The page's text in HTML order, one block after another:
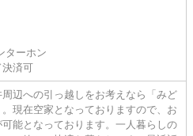
ターホン
決済可
辺への引っ越しをお考えなら「みど
。現在空家となっておりますので、お
能となっております。一人暮らしの